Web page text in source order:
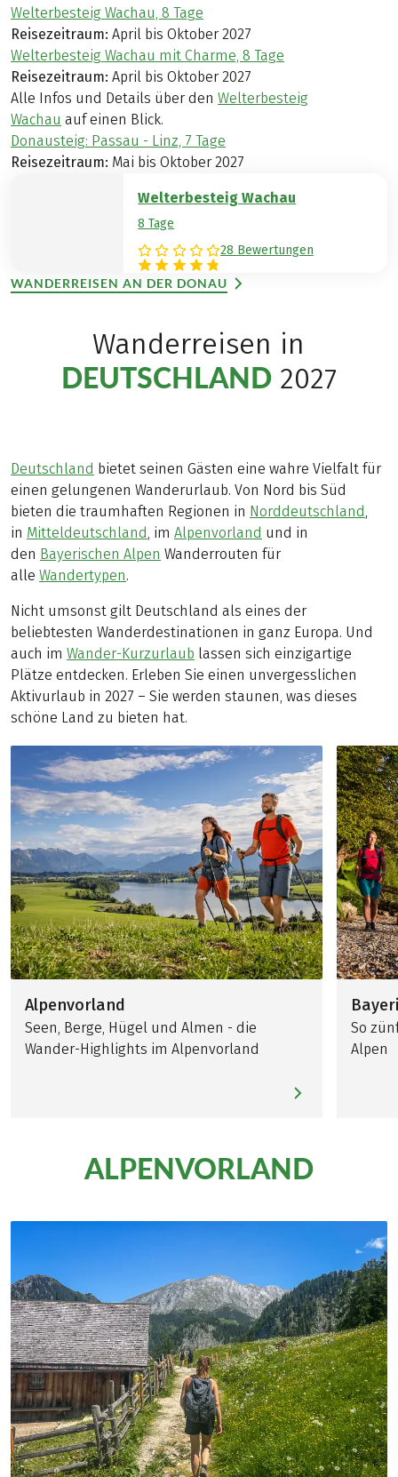
Welterbesteig Wachau, 8 Tage
Reisezeitraum: April bis Oktober 2027
Welterbesteig Wachau mit Charme, 8 Tage
Reisezeitraum: April bis Oktober 2027
Alle Infos und Details über den Welterbesteig
Wachau auf einen Blick.
Donausteig: Passau - Linz, 7 Tage
Reisezeitraum: Mai bis Oktober 2027
Welterbesteig Wachau
8 Tage
28 Bewertungen
WANDERREISEN AN DER DONAU
Wanderreisen in
DEUTSCHLAND2027
Deutschland bietet seinen Gästen eine wahre Vielfalt für
einen gelungenen Wanderurlaub. Von Nord bis Süd
bieten die traumhaften Regionen in Norddeutschland
in Mitteldeutschland , im Alpenvorland und in
den Bayerischen Alpen Wanderrouten für
alle Wandertypen.
Nicht umsonst gilt Deutschland als eines der
beliebtesten Wanderdestinationen in ganz Europa. Und
auch im Wander-Kurzurlaub lassen sich einzigartige
Plätze entdecken. Erleben Sie einen unvergesslichen
Aktivurlaub in 2027 – Sie werden staunen, was dieses
schöne Land zu bieten hat.
Alpenvorland
Seen, Berge, Hügel und Almen - die
Wander-Highlights im Alpenvorland
So
Alpen
ALPENVORLAND